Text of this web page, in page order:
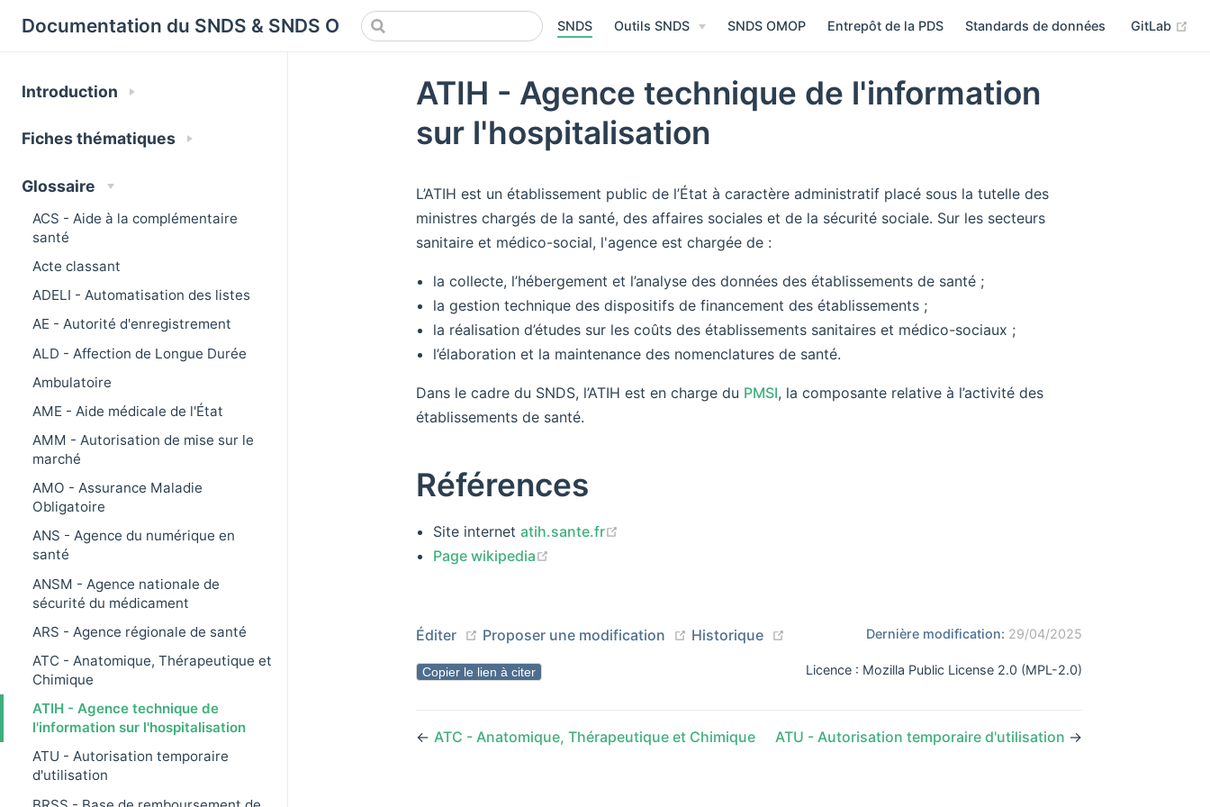
Documentation du SNDS & SNDS OMOP SNDS Outils SNDS SNDS OMOP Entrepôt de la PDS Standards de données GitLab
Introduction
Fiches thématiques
Glossaire
ACS - Aide à la complémentaire
santé
Acte classant
ADELI - Automatisation des listes
AE - Autorité d'enregistrement
ALD - Affection de Longue Durée
Ambulatoire
AME - Aide médicale de l'État
AMM - Autorisation de mise sur le
marché
AMO - Assurance Maladie
Obligatoire
ANS - Agence du numérique en
santé
ANSM - Agence nationale de
sécurité du médicament
ARS - Agence régionale de santé
ATC - Anatomique, Thérapeutique et
Chimique
ATIH - Agence technique de
l'information sur l'hospitalisation
ATU - Autorisation temporaire
d'utilisation
ATIH - Agence technique de l'information
sur l'hospitalisation
L’ATIH est un établissement public de l’État à caractère administratif placé sous la tutelle des
ministres chargés de la santé, des affaires sociales et de la sécurité sociale. Sur les secteurs
sanitaire et médico-social, l'agence est chargée de :
la collecte, l’hébergement et l’analyse des données des établissements de santé ;
la gestion technique des dispositifs de financement des établissements ;
la réalisation d’études sur les coûts des établissements sanitaires et médico-sociaux ;
l’élaboration et la maintenance des nomenclatures de santé.
Dans le cadre du SNDS, l’ATIH est en charge du PMSI, la composante relative à l’activité des
établissements de santé.
Références
Site internetatih.sante.fr
Page wikipedia
Éditer (opens new window)
Proposer une modification (opens new window)
Historique (opens new window)Dernière modification: 29/04/2025
Copier le lien à citer Licence : Mozilla Public License 2.0 (MPL-2.0)
← ATC - Anatomique, Thérapeutique et Chimique ATU - Autorisation temporaire d'utilisation →